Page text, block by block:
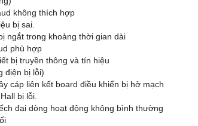
không thích hợp
sai.
khoảng thời gian dài
phù hợp
thông và tín hiệu
điện bị lỗi)
cáp liên kết board điều khiển bị hở mạch
bị lỗi.
hoạt động không bình thường